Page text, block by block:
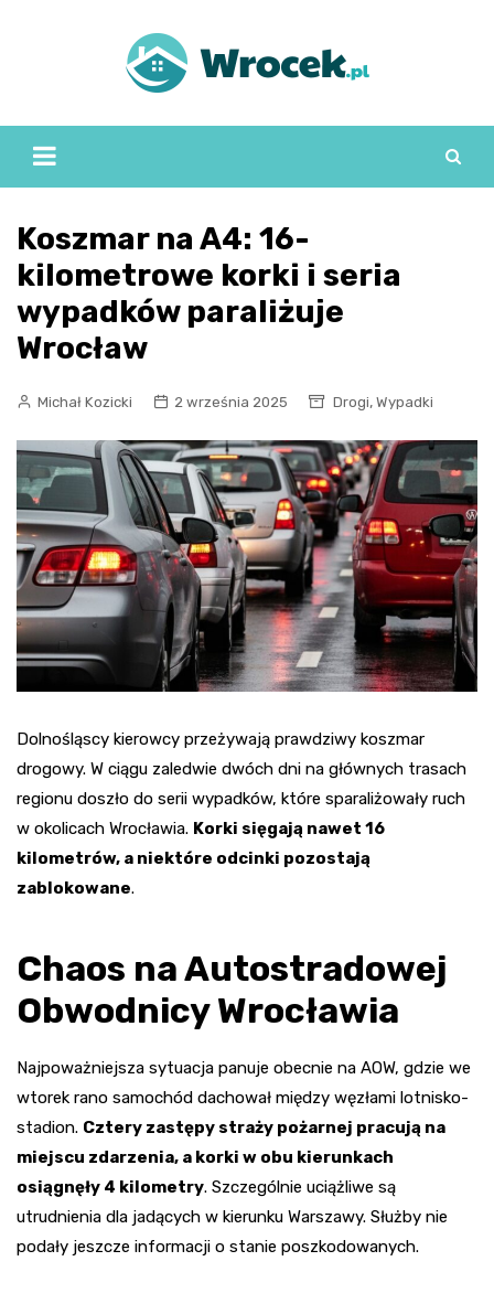
Koszmar na A4: 16-
kilometrowe korki i seria
wypadków paraliżuje
Wrocław
Michał Kozicki 2 września 2025 Drogi, Wypadki
Dolnośląscy kierowcy przeżywają prawdziwy koszmar
drogowy. W ciągu zaledwie dwóch dni na głównych trasach
regionu doszło do serii wypadków, które sparaliżowały ruch
w okolicach Wrocławia. Korki sięgają nawet 16
kilometrów, a niektóre odcinki pozostają
zablokowane.
Chaos na Autostradowej
Obwodnicy Wrocławia
Najpoważniejsza sytuacja panuje obecnie na AOW, gdzie we
wtorek rano samochód dachował między węzłami lotnisko-
stadion. Cztery zastępy straży pożarnej pracują na
miejscu zdarzenia, a korki w obu kierunkach
osiągnęły 4 kilometry. Szczególnie uciążliwe są
utrudnienia dla jadących w kierunku Warszawy. Służby nie
podały jeszcze informacji o stanie poszkodowanych.